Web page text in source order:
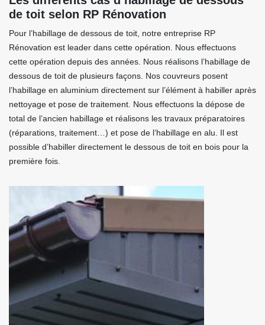
de toit selon RP Rénovation
Pour l’habillage de dessous de toit, notre entreprise RP
Rénovation est leader dans cette opération. Nous effectuons
cette opération depuis des années. Nous réalisons l’habillage de
dessous de toit de plusieurs façons. Nos couvreurs posent
l’habillage en aluminium directement sur l’élément à habiller après
nettoyage et pose de traitement. Nous effectuons la dépose de
total de l’ancien habillage et réalisons les travaux préparatoires
(réparations, traitement…) et pose de l’habillage en alu. Il est
possible d’habiller directement le dessous de toit en bois pour la
première fois.